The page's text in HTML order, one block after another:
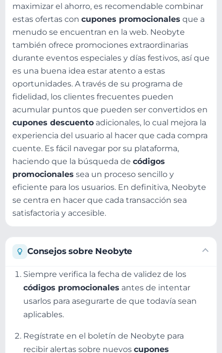
maximizar el ahorro, es recomendable combinar
estas ofertas con cupones promocionales que a
menudo se encuentran en la web. Neobyte
también ofrece promociones extraordinarias
durante eventos especiales y días festivos, así que
es una buena idea estar atento a estas
oportunidades. A través de su programa de
fidelidad, los clientes frecuentes pueden
acumular puntos que pueden ser convertidos en
cupones descuento adicionales, lo cual mejora la
experiencia del usuario al hacer que cada compra
cuente. Es fácil navegar por su plataforma,
haciendo que la búsqueda de códigos
promocionales sea un proceso sencillo y
eficiente para los usuarios. En definitiva, Neobyte
se centra en hacer que cada transacción sea
satisfactoria y accesible.
Consejos sobre Neobyte
Siempre verifica la fecha de validez de los
códigos promocionales antes de intentar
usarlos para asegurarte de que todavía sean
aplicables.
Regístrate en el boletín de Neobyte para
recibir alertas sobre nuevos cupones